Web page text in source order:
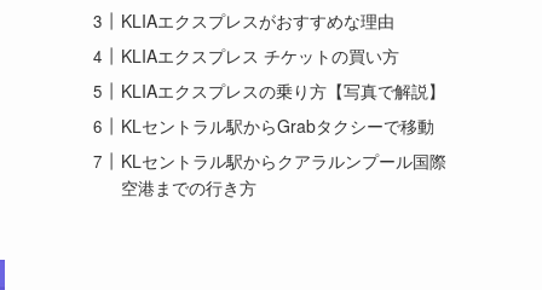
KLIAエクスプレスがおすすめな理由
KLIAエクスプレス チケットの買い方
KLIAエクスプレスの乗り方【写真で解説】
KLセントラル駅からGrabタクシーで移動
KLセントラル駅からクアラルンプール国際
空港までの行き方